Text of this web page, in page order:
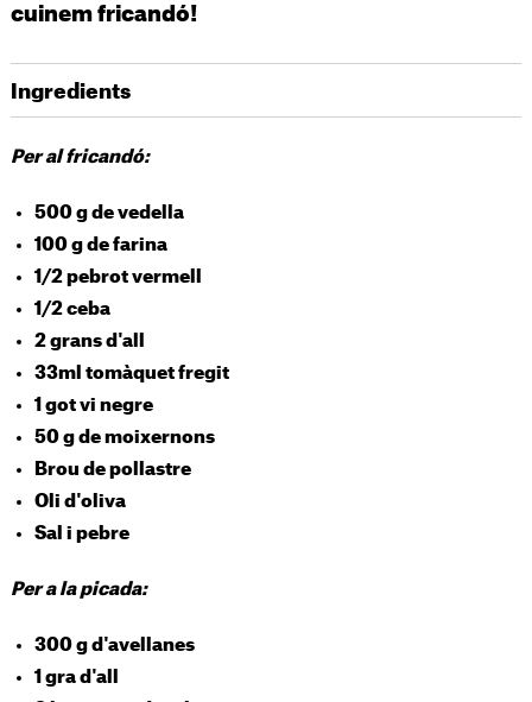
cuinem fricandó!
Ingredients
Per al fricandó:
500 g de vedella
100 g de farina
1/2 pebrot vermell
1/2 ceba
2 grans d'all
33ml tomàquet fregit
1 got vi negre
50 g de moixernons
Brou de pollastre
Oli d'oliva
Sal i pebre
Per a la picada:
300 g d'avellanes
1 gra d'all